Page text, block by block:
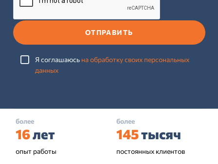
ОТПРАВИТЬ
Я соглашаюсь на обработку своих персональных
данных
более
16лет
опыт работы
более
145тысяч
постоянных клиентов